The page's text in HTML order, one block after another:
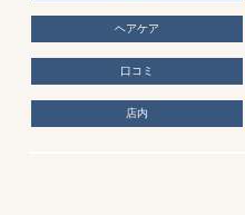
ヘアケア
口コミ
店内